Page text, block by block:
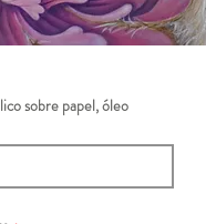
sobre papel, óleo